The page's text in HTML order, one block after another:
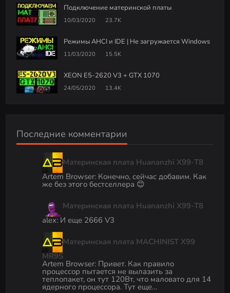
Подключение материнской платы
10/03/2020 23.7K
Режимы AHCI и IDE | Не загружается Windows
11/03/2020 15.5K
XEON E5-2620 V3 + GTX 1070
24/05/2020 13.4K
Последние комментарии
Материнская плата Huananzhi X99-T8
Artem Browser: Конечно, сейчас добавим. Как
же без этого бестселлера 😊
Материнская плата Huananzhi X99-T8
alex: И еще 2666 V3
Материнская плата MACHINIST X99
MR9S
Artem Browser: Привет. Как правило
процессор пытается не вылазить за
теплопакет, он тут 120Вт, что маловато для 14
ядерного процессора. Тут еще…